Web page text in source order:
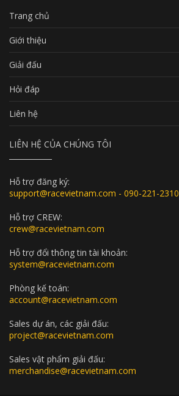
Trang chủ
Giới thiệu
Giải đấu
Hỏi đáp
Liên hệ
LIÊN HỆ CỦA CHÚNG TÔI
Hỗ trợ đăng ký:
support@racevietnam.com - 090-221-2310
Hỗ trợ CREW:
crew@racevietnam.com
Hỗ trợ đổi thông tin tài khoản:
system@racevietnam.com
Phòng kế toán:
account@racevietnam.com
Sales dự án, các giải đấu:
project@racevietnam.com
Sales vật phẩm giải đấu:
merchandise@racevietnam.com